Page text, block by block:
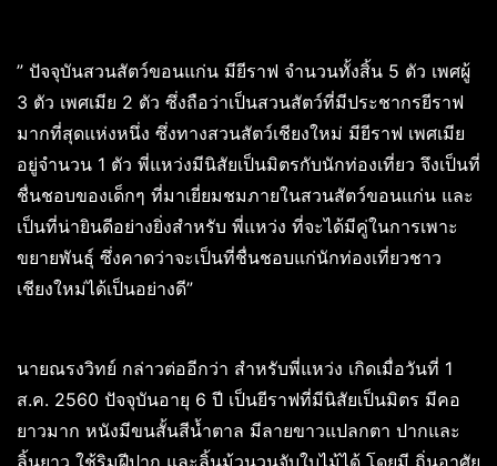
” ปัจจุบันสวนสัตว์ขอนแก่น มียีราฟ จำนวนทั้งสิ้น 5 ตัว เพศผู้
3 ตัว เพศเมีย 2 ตัว ซึ่งถือว่าเป็นสวนสัตว์ที่มีประชากรยีราฟ
มากที่สุดแห่งหนึ่ง ซึ่งทางสวนสัตว์เชียงใหม่ มียีราฟ เพศเมีย
อยู่จำนวน 1 ตัว พี่แหว่งมีนิสัยเป็นมิตรกับนักท่องเที่ยว จึงเป็นที่
ชื่นชอบของเด็กๆ ที่มาเยี่ยมชมภายในสวนสัตว์ขอนแก่น และ
เป็นที่น่ายินดีอย่างยิ่งสำหรับ พี่แหว่ง ที่จะได้มีคู่ในการเพาะ
ขยายพันธุ์ ซึ่งคาดว่าจะเป็นที่ชื่นชอบแก่นักท่องเที่ยวชาว
เชียงใหม่ได้เป็นอย่างดี”
นายณรงวิทย์ กล่าวต่ออีกว่า สำหรับพี่แหว่ง เกิดเมื่อวันที่ 1
ส.ค. 2560 ปัจจุบันอายุ 6 ปี เป็นยีราฟที่มีนิสัยเป็นมิตร มีคอ
ยาวมาก หนังมีขนสั้นสีน้ำตาล มีลายขาวแปลกตา ปากและ